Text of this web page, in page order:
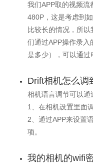
我们APP取的视频流
480P，这是考虑到
比较长的情况，所
们通过APP操作录
是多少），可以通过
Drift相机怎么调
相机语言调节可以通
1、在相机设置里面
2、通过APP来设置
项。
我的相机的wifi